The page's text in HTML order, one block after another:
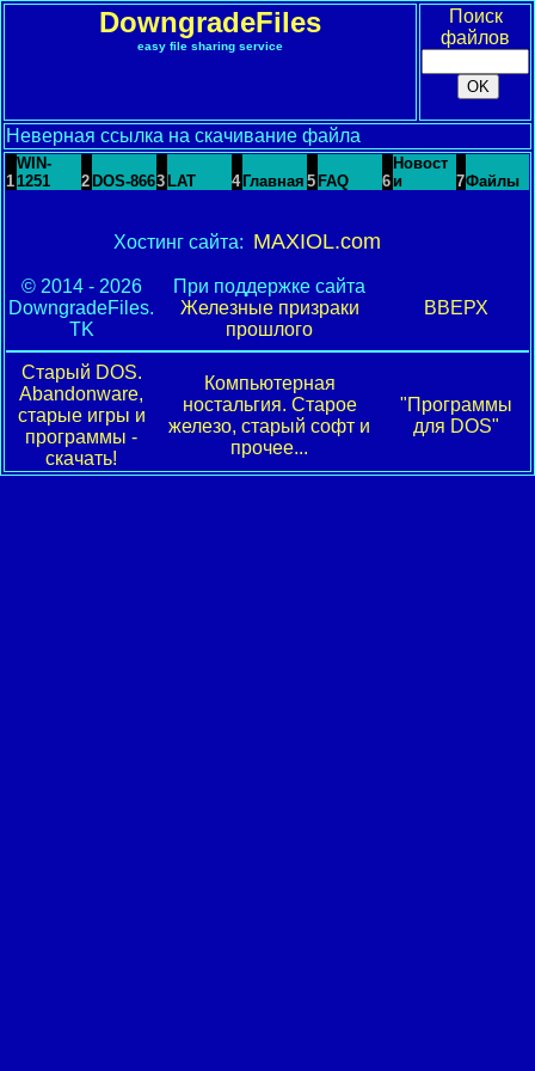
DowngradeFiles
easy file sharing service
Поиск
файлов
Неверная ссылка на скачивание файла
1
WIN-
1251
2 DOS-8663 LAT 4 Главная 5 FAQ 6
Новост
и
7Файлы
Хостинг сайта: MAXIOL.com
© 2014 - 2026
DowngradeFiles.
TK
При поддержке сайта
Железные призраки
прошлого
ВВЕРХ
Старый DOS.
Abandonware,
старые игры и
программы -
скачать!
Компьютерная
ностальгия. Старое
железо, старый софт и
прочее...
"Программы
для DOS"